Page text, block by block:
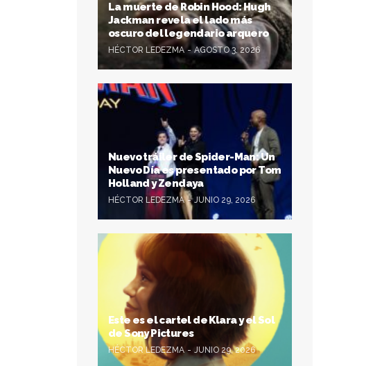
La muerte de Robin Hood: Hugh
Jackman revela el lado más
oscuro del legendario arquero
HÉCTOR LEDEZMA AGOSTO 3, 2026
Nuevo tráiler de Spider-Man: Un
Nuevo Día es presentado por Tom
Holland y Zendaya
HÉCTOR LEDEZMA JUNIO 29, 2026
Este es el cartel de Klara y el Sol
de Sony Pictures
HÉCTOR LEDEZMA JUNIO 29, 2026